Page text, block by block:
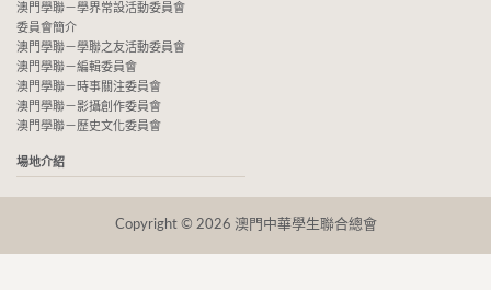
澳門學聯－學界常設活動委員會
委員會簡介
澳門學聯－學聯之友活動委員會
澳門學聯－編輯委員會
澳門學聯－時事關注委員會
澳門學聯－影攝創作委員會
澳門學聯－歷史文化委員會
場地介紹
Copyright © 2026 澳門中華學生聯合總會